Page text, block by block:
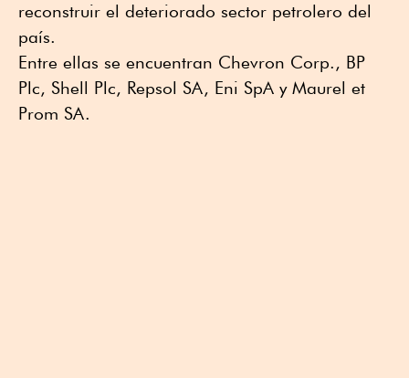
reconstruir el deteriorado sector petrolero del
país.
Entre ellas se encuentran Chevron Corp., BP
Plc, Shell Plc, Repsol SA, Eni SpA y Maurel et
Prom SA.